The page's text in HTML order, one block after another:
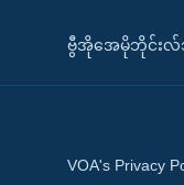
ဗွီအိုအေမိုဘိုင်းလ်
VOA's Privacy